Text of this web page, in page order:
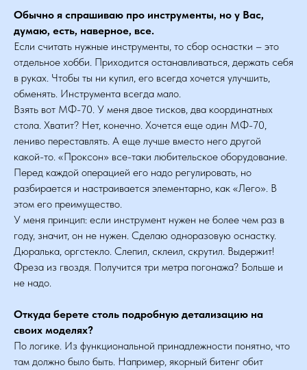
Обычно я спрашиваю про инструменты, но у Вас,
думаю, есть, наверное, все.
Если считать нужные инструменты, то сбор оснастки – это
отдельное хобби. Приходится останавливаться, держать себя
в руках. Чтобы ты ни купил, его всегда хочется улучшить,
обменять. Инструмента всегда мало.
Взять вот МФ-70. У меня двое тисков, два координатных
стола. Хватит? Нет, конечно. Хочется еще один МФ-70,
лениво переставлять. А еще лучше вместо него другой
какой-то. «Проксон» все-таки любительское оборудование.
Перед каждой операцией его надо регулировать, но
разбирается и настраивается элементарно, как «Лего». В
этом его преимущество.
У меня принцип: если инструмент нужен не более чем раз в
году, значит, он не нужен. Сделаю одноразовую оснастку.
Дюралька, оргстекло. Слепил, склеил, скрутил. Выдержит!
Фреза из гвоздя. Получится три метра погонажа? Больше и
не надо.
Откуда берете столь подробную детализацию на
своих моделях?
По логике. Из функциональной принадлежности понятно, что
там должно было быть. Например, якорный битенг обит